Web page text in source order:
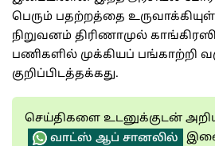
பெரும் பதற்றத்தை
நிறுவனம் திரிணாமுல்
பணிகளில் முக்கியப் பங்காற்றி
குறிப்பிடத்தக்கது.
செய்திகளை உடனுக்குடன்
வாட்ஸ் ஆப் சானலில்